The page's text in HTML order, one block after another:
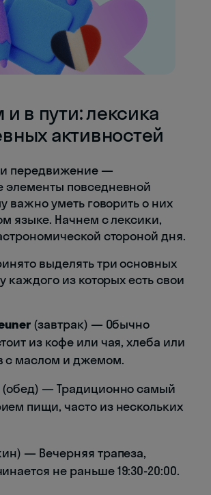
и в пути: лексика
активностей
передвижение —
элементы повседневной
важно уметь говорить о них
языке. Начнем с лексики,
стороной дня.
выделять три основных
каждого из которых есть свои
(завтрак) — Обычно
из кофе или чая, хлеба или
с маслом и джемом.
(обед) — Традиционно самый
пищи, часто из нескольких
— Вечерняя трапеза,
не раньше 19:30-20:00.